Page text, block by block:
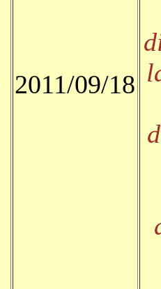
2011/09/18